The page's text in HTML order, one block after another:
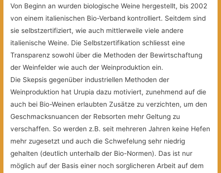
Von Beginn an wurden biologische Weine hergestellt, bis 2002
von einem italienischen Bio-Verband kontrolliert. Seitdem sind
sie selbstzertifiziert, wie auch mittlerweile viele andere
italienische Weine. Die Selbstzertifikation schliesst eine
Transparenz sowohl über die Methoden der Bewirtschaftung
der Weinfelder wie auch der Weinproduktion ein.
Die Skepsis gegenüber industriellen Methoden der
Weinproduktion hat Urupia dazu motiviert, zunehmendauf die
auch bei Bio-Weinen erlaubten Zusätze zu verzichten, um den
Geschmacksnuancen der Rebsorten mehr Geltung zu
verschaffen. So werden z.B. seit mehreren Jahren keine Hefen
mehr zugesetzt und auch die Schwefelung sehr niedrig
gehalten (deutlich unterhalb der Bio-Normen). Das ist nur
möglich auf der Basis einer noch sorglicheren Arbeit auf dem